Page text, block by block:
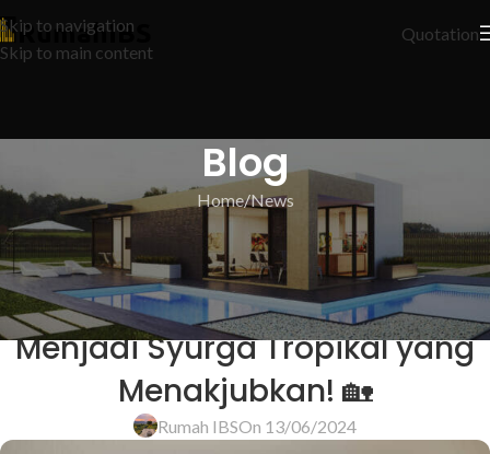
Skip to navigation
Skip to main content
Quotation
Blog
Home News
NEWS LANSKAP RUMAH
🌴 8 Rahsia Mengubah
Halaman Belakang Anda
Menjadi Syurga Tropikal yang
Menakjubkan! 🏡
Rumah IBSOn 13/06/2024